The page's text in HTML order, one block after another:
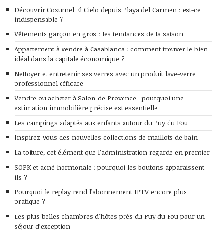
Découvrir Cozumel El Cielo depuis Playa del Carmen : est-ce
indispensable ?
Vêtements garçon en gros : les tendances de la saison
Appartement à vendre à Casablanca : comment trouver le bien
idéal dans la capitale économique ?
Nettoyer et entretenir ses verres avec un produit lave-verre
professionnel efficace
Vendre ou acheter à Salon-de-Provence : pourquoi une
estimation immobilière précise est essentielle
Les campings adaptés aux enfants autour du Puy du Fou
Inspirez-vous des nouvelles collections de maillots de bain
La toiture, cet élément que l’administration regarde en premier
SOPK et acné hormonale : pourquoi les boutons apparaissent-
ils ?
Pourquoi le replay rend l’abonnement IPTV encore plus
pratique ?
Les plus belles chambres d’hôtes près du Puy du Fou pour un
séjour d’exception